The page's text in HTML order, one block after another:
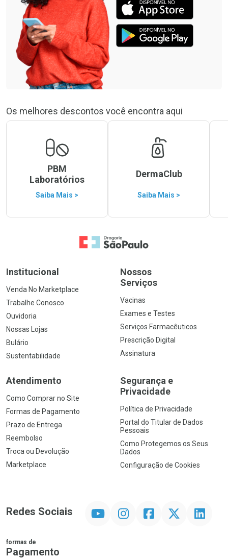
Os melhores descontos você encontra aqui
PBM
Laboratórios
Saiba Mais >
DermaClub
Saiba Mais >
Ir para a Home
Institucional
Venda No Marketplace
Trabalhe Conosco
Ouvidoria
Nossas Lojas
Bulário
Sustentabilidade
Nossos
Serviços
Vacinas
Exames e Testes
Serviços Farmacêuticos
Prescrição Digital
Assinatura
Atendimento
Como Comprar no Site
Formas de Pagamento
Prazo de Entrega
Reembolso
Troca ou Devolução
Marketplace
Segurança e
Privacidade
Política de Privacidade
Portal do Titular de Dados
Pessoais
Como Protegemos os Seus
Dados
Configuração de Cookies
Redes Sociais InstagramFacebookTwitter Linkedin
formas de
Pagamento